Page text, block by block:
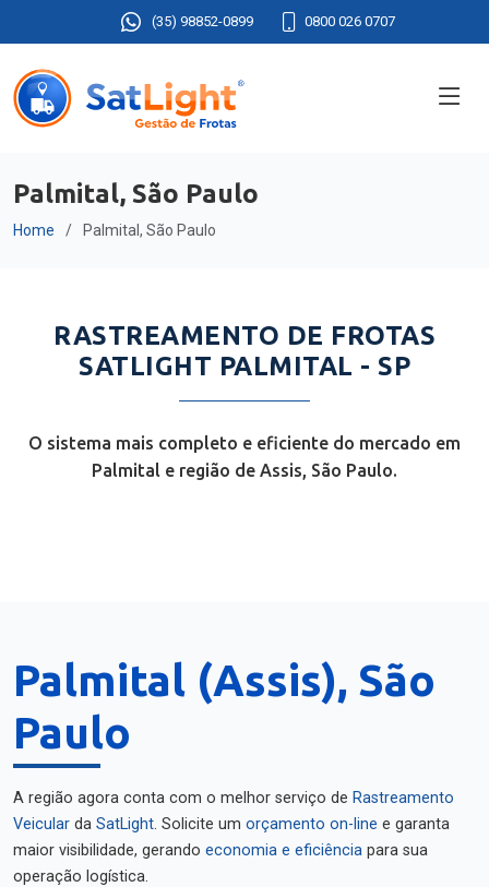
(35) 98852-0899 0800 026 0707
Palmital, São Paulo
Home Palmital, São Paulo
RASTREAMENTO DE FROTAS
SATLIGHT PALMITAL - SP
O sistema mais completo e eficiente do mercado em
Palmital e região de Assis, São Paulo.
Palmital (Assis), São
Paulo
A região agora conta com o melhor serviço de Rastreamento
Veicular da SatLight. Solicite um orçamento on-line e garanta
maior visibilidade, gerando economia e eficiência para sua
operação logística.